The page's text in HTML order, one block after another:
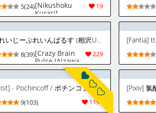
19
5(24)[Nikushoku
Kurari]
Hebiusaya the
Hero
[くれいじーぶれいんぱるす (相沢U字)] あたしのだから! (ゼンレスゾーンゼロ) [英訳] [DL版]
229
8(39)[Crazy Brain
Pulse (Aizawa
Uji)] Atashi no
Dakara! | He's
Mine! (Zenless
Zone Zero)
[English]
[Digital]
[Artist] - Pochincoff / ポチンコフ (Pt. 9) [Uncensored]
1191
9(103)